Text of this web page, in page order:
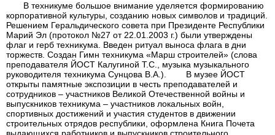
В техникуме большое внимание уделяется формированию
корпоративной культуры, созданию новых символов и традиций.
Решением Геральдического совета при Президенте Республики
Марий Эл (протокол №27 от 22.01.2003 г.) были утверждены
флаг и герб техникума. Введен ритуал выноса флага в дни
торжеств. Создан Гимн техникума «Марш строителей» (слова
преподавателя ЙОСТ Калугиной Т.С., музыка музыкального
руководителя техникума Сунцова В.А.). В музее ЙОСТ
открыты памятные экспозиции в честь преподавателей и
сотрудников – участников Великой Отечественной войны и
выпускников техникума – участников локальных войн,
спортивных достижений и участия студентов в движении
строительных отрядов республики, оформлена Книга Почета